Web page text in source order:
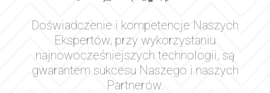
Doświadczenie i kompetencje Naszych
Ekspertów, przy wykorzystaniu
najnowocześniejszych technologii, są
gwarantem sukcesu Naszego i naszych
Partnerów.